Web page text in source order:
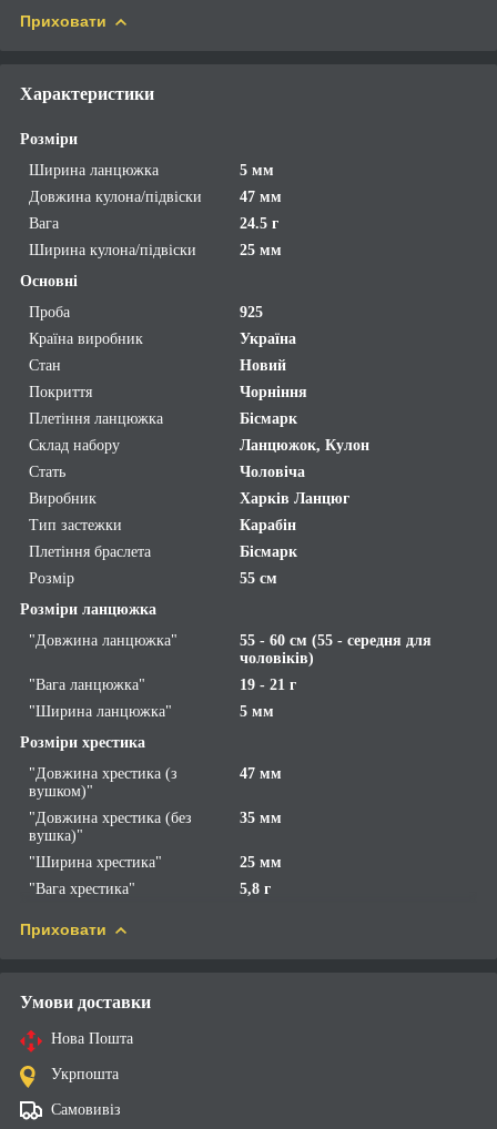
Приховати
Характеристики
Розміри
Ширина ланцюжка
5 мм
Довжина кулона/підвіски
47 мм
Вага
24.5 г
Ширина кулона/підвіски
25 мм
Основні
Проба
925
Країна виробник
Україна
Стан
Новий
Покриття
Чорніння
Плетіння ланцюжка
Бісмарк
Склад набору
Ланцюжок, Кулон
Стать
Чоловіча
Виробник
Харків Ланцюг
Тип застежки
Карабін
Плетіння браслета
Бісмарк
Розмір
55 см
Розміри ланцюжка
"Довжина ланцюжка"
55 - 60 см (55 - середня для
чоловіків)
"Вага ланцюжка"
19 - 21 г
"Ширина ланцюжка"
5 мм
Розміри хрестика
"Довжина хрестика (з
вушком)"
47 мм
"Довжина хрестика (без
вушка)"
35 мм
"Ширина хрестика"
25 мм
"Вага хрестика"
5,8 г
Приховати
Умови доставки
Нова Пошта
Укрпошта
Самовивіз